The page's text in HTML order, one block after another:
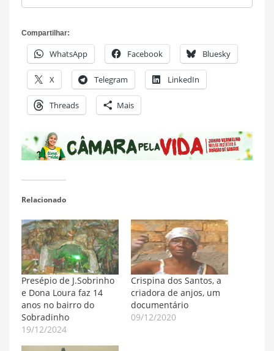
Compartilhar:
WhatsApp Facebook Bluesky
X Telegram LinkedIn
Threads Mais
Relacionado
Presépio de J.Sobrinho
e Dona Loura faz 14
anos no bairro do
Sobradinho
19/12/2024
Crispina dos Santos, a
criadora de anjos, um
documentário
09/12/2020